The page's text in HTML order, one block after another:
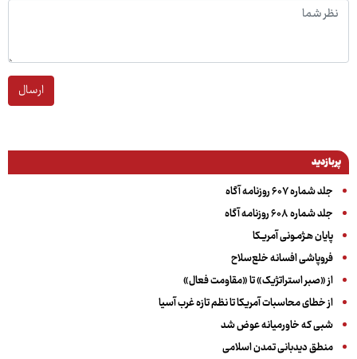
ارسال
پربازدید
جلد شماره ۶۰۷ روزنامه آگاه
جلد شماره ۶۰۸ روزنامه آگاه
پایان هـژمـونی آمریـکا
فروپاشی افسانه خلع‌سلاح
از «صبر استراتژیک» تا «مقاومت فعال»
از خطای محاسبات آمریکا تا نظم تازه غرب آسیا
شبی که خاورمیانه عوض شد
منطق دیدبانی تمدن اسلامی